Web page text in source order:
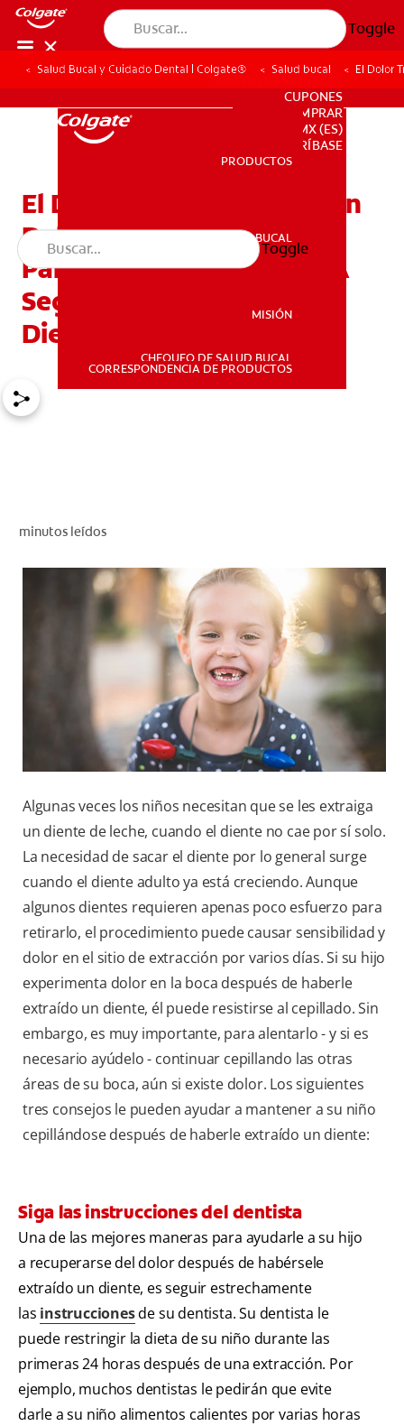
Toggle
PRODUCTOS
SALUD BUCAL
CUPONES
DONDE COMPRAR
PARA PROFESIONALES
CUPONES
DONDE COMPRAR
MX (ES)
SUSCRÍBASE
PRODUCTOS
SALUD BUCAL
MISIÓN
CHEQUEO DE SALUD BUCAL
CORRESPONDENCIA DE PRODUCTOS
Toggle
Salud Bucal y Cuidado Dental | Colgate® Salud bucal El Dolor
El Dolor Tras La Extracción
Del Diente: Tres Consejos
Para Ayudar A Sus Hijos A
Seguir Cepillándose Los
Dientes
minutos leídos
Algunas veces los niños necesitan que se les extraiga
un diente de leche, cuando el diente no cae por sí solo.
La necesidad de sacar el diente por lo general surge
cuando el diente adulto ya está creciendo. Aunque
algunos dientes requieren apenas poco esfuerzo para
retirarlo, el procedimiento puede causar sensibilidad y
dolor en el sitio de extracción por varios días. Si su hijo
experimenta dolor en la boca después de haberle
extraído un diente, él puede resistirse al cepillado. Sin
embargo, es muy importante, para alentarlo - y si es
necesario ayúdelo - continuar cepillando las otras
áreas de su boca, aún si existe dolor. Los siguientes
tres consejos le pueden ayudar a mantener a su niño
cepillándose después de haberle extraído un diente:
Siga las instrucciones del dentista
Una de las mejores maneras para ayudarle a su hijo
a recuperarse del dolor después de habérsele
extraído un diente, es seguir estrechamente
las instruccionesde su dentista. Su dentista le
puede restringir la dieta de su niño durante las
primeras 24 horas después de una extracción. Por
ejemplo, muchos dentistas le pedirán que evite
darle a su niño alimentos calientes por varias horas